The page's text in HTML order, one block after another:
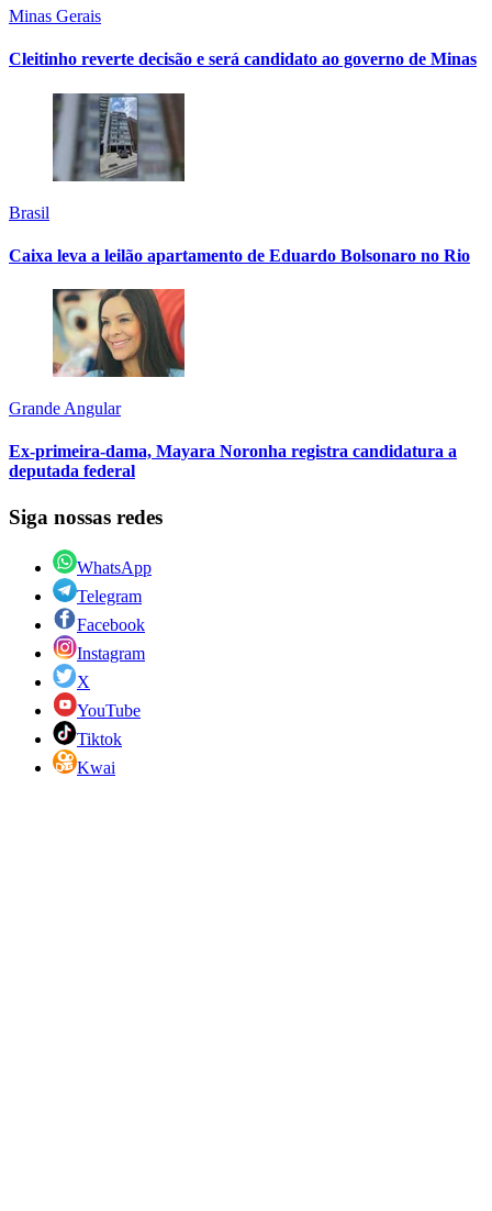
Minas Gerais
Cleitinho reverte decisão e será candidato ao governo de Minas
Brasil
Caixa leva a leilão apartamento de Eduardo Bolsonaro no Rio
Grande Angular
Ex-primeira-dama, Mayara Noronha registra candidatura a
deputada federal
Siga nossas redes
WhatsApp
Telegram
Facebook
Instagram
X
YouTube
Tiktok
Kwai